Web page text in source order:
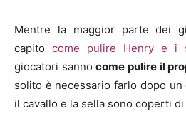
Mentre la maggior parte dei
capito come pulire Henry e i
giocatori sannocome pulire il
solito è necessario farlo dopo un
il cavallo e la sella sono coperti di